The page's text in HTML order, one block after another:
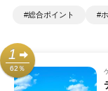
#総合ポイント #
1
62％